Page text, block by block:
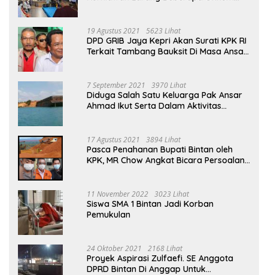
19 Agustus 2021 5623 Lihat
DPD GRIB Jaya Kepri Akan Surati KPK RI
Terkait Tambang Bauksit Di Masa Ansar
7 September 2021 3970 Lihat
Diduga Salah Satu Keluarga Pak Ansar
Ahmad Ikut Serta Dalam Aktivitas
17 Agustus 2021 3894 Lihat
Pasca Penahanan Bupati Bintan oleh
KPK, MR Chow Angkat Bicara Persoalan
11 November 2022 3023 Lihat
Siswa SMA 1 Bintan Jadi Korban
Pemukulan
24 Oktober 2021 2168 Lihat
Proyek Aspirasi Zulfaefi. SE Anggota
DPRD Bintan Di Anggap Untuk